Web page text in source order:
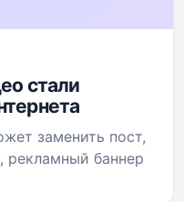
стали
заменить пост,
рекламный баннер